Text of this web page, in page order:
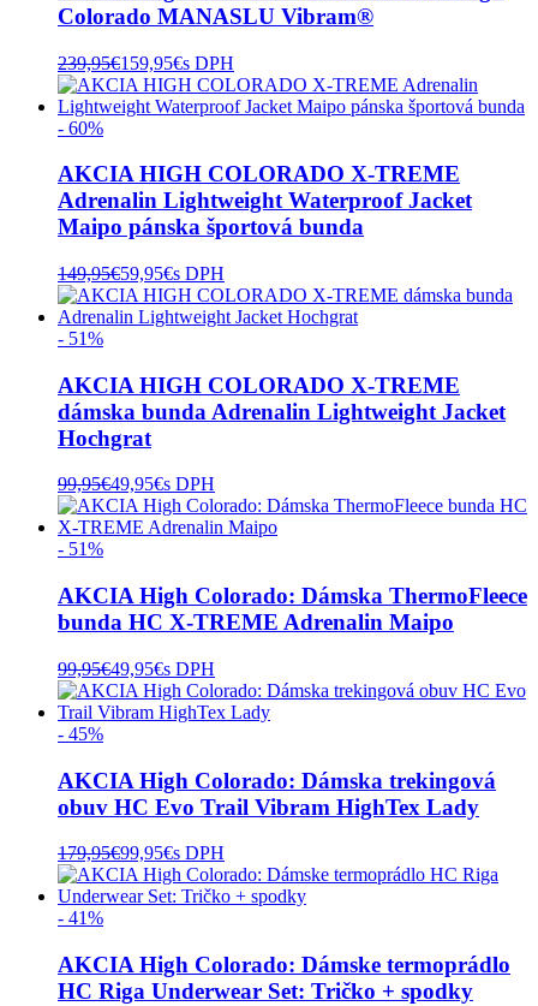
Colorado MANASLU Vibram®
239,95€159,95€s DPH
- 60%
AKCIA HIGH COLORADO X-TREME
Adrenalin Lightweight Waterproof Jacket
Maipo pánska športová bunda
149,95€59,95€s DPH
- 51%
AKCIA HIGH COLORADO X-TREME
dámska bunda Adrenalin Lightweight Jacket
Hochgrat
99,95€49,95€s DPH
- 51%
AKCIA High Colorado: Dámska ThermoFleece
bunda HC X-TREME Adrenalin Maipo
99,95€49,95€s DPH
- 45%
AKCIA High Colorado: Dámska trekingová
obuv HC Evo Trail Vibram HighTex Lady
179,95€99,95€s DPH
- 41%
AKCIA High Colorado: Dámske termoprádlo
HC Riga Underwear Set: Tričko + spodky